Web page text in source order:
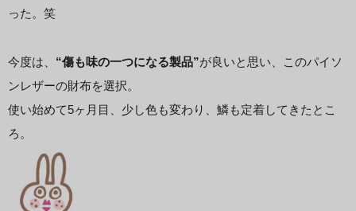
った。笑
今度は、 “傷も味の一つになる製品”が良いと思い、このパイソ
ンレザーの財布を選択。
使い始めて5ヶ月目、少し色も変わり、鱗も定着してきたとこ
ろ。